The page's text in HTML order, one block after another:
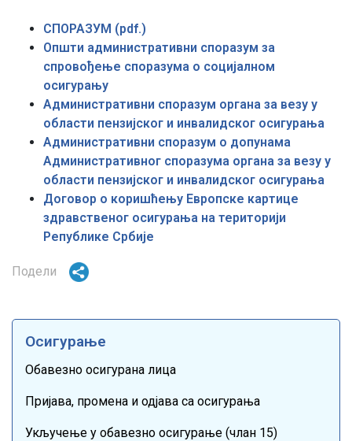
СПОРАЗУМ (pdf.)
Општи административни споразум за
спровођење споразума о социјалном
осигурању
Административни споразум органа за везу у
области пензијског и инвалидског осигурања
Административни споразум о допунама
Aдминистративног споразума органа за везу у
области пензијског и инвалидског осигурања
Договор о коришћењу Европске картице
здравственог осигурања на територији
Републике Србије
Подели
Осигурање
Обавезно осигурана лица
Пријава, промена и одјава са осигурања
Укључење у обавезно осигурање (члан 15)